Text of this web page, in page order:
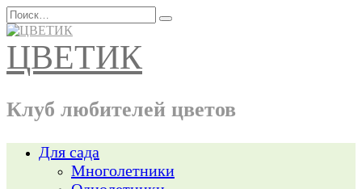
Перейти
к
содержанию
Search
for:
ЦВЕТИК
Клуб любителей цветов
Для сада
Многолетники